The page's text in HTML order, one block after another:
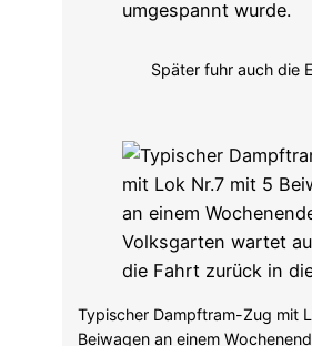
Später fuhr auch die
Typischer Dampftram-Zug mit
Beiwagen an einem